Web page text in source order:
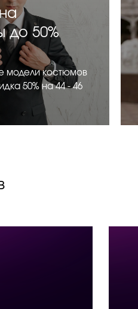
до 50%
модели костюмов
50% на 44 - 46